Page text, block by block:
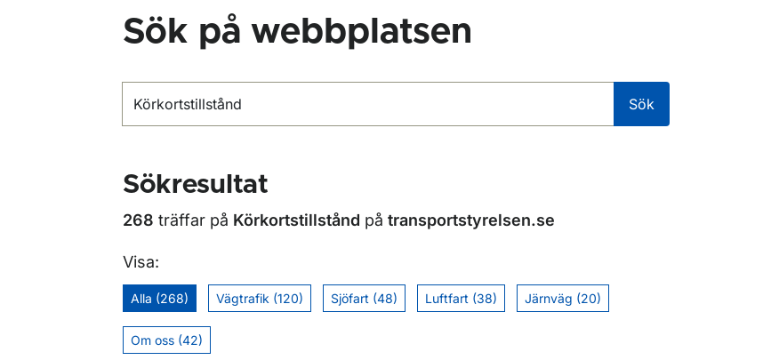
Sök på webbplatsen
Sök
Sökresultat
268 träffar på Körkortstillstånd på transportstyrelsen.se
Visa:
Alla (268) Vägtrafik (120) Sjöfart (48) Luftfart (38) Järnväg (20)
Om oss (42)